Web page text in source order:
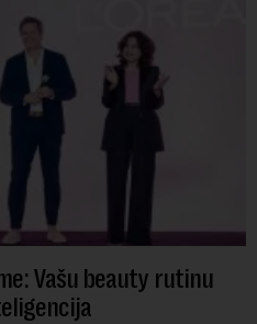
Vašu beauty rutinu